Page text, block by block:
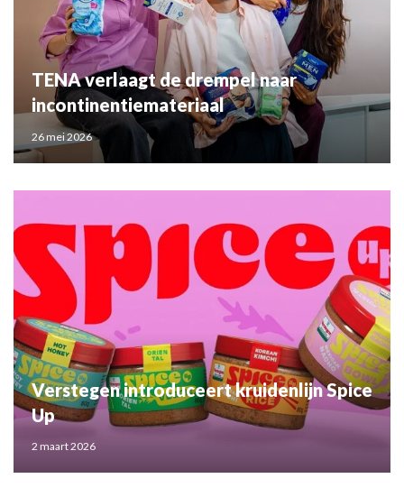
TENA verlaagt de drempel naar
incontinentiemateriaal
26 mei 2026
Verstegen introduceert kruidenlijn Spice
Up
2 maart 2026